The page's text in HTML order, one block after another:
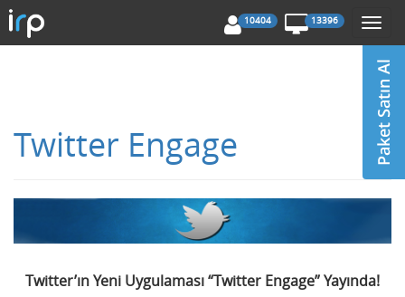
10404 13396
Twitter Engage
Twitter’ın Yeni Uygulaması “Twitter Engage” Yayında!